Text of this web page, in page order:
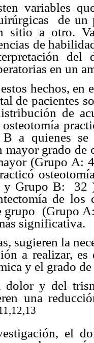
variables
de
sitio a otro.
de
en un
hechos, en
de pacientes
de
a quienes se
mayor grado de
(Grupo A:
Grupo B: 32 )
de los
grupo (Grupo
significativa.
sugieren la
a realizar, es
y el grado
y del
una
el